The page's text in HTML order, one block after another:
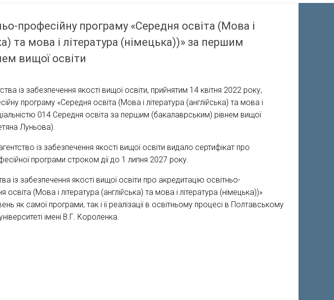
професійну програму «Середня освіта (Мова і
та мова і література (німецька))» за першим
вищої освіти
із забезпечення якості вищої освіти, прийнятим 14 квітня 2022 року,
програму «Середня освіта (Мова і література (англійська) та мова і
014 Середня освіта за першим (бакалаврським) рівнем вищої
Луньова).
із забезпечення якості вищої освіти видало сертифікат про
програми строком дії до 1 липня 2027 року.
із забезпечення якості вищої освіти про акредитацію освітньо-
(Мова і література (англійська) та мова і література (німецька))»
як самої програми, так і її реалізації в освітньому процесі в Полтавському
імені В.Г. Короленка.